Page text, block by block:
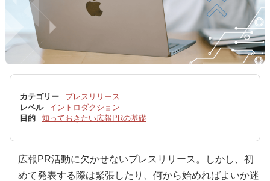
カテゴリー
プレスリリース
レベル
イントロダクション
目的
知っておきたい広報PRの基礎
広報PR活動に欠かせないプレスリリース。しかし、初
めて発表する際は緊張したり、何から始めればよいか迷